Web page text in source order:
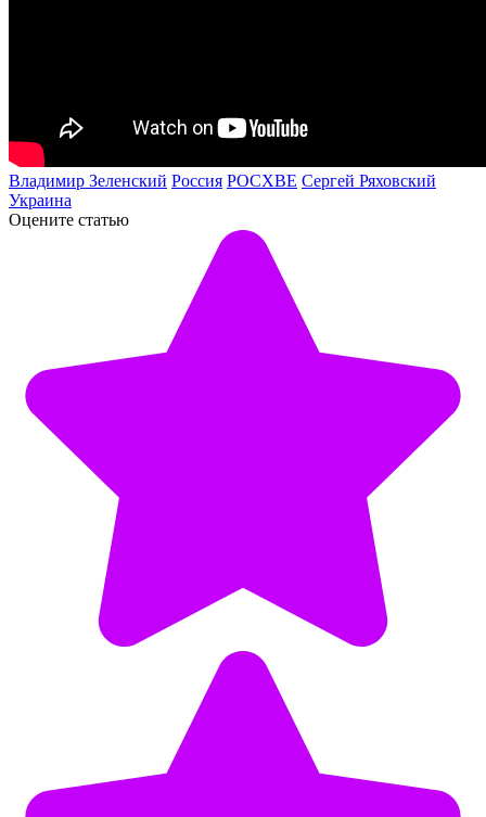
Владимир Зеленский Россия РОСХВЕ Сергей Ряховский
Украина
Оцените статью